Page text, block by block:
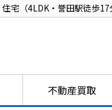
宅（4LDK・誉田駅徒歩
不動産買取